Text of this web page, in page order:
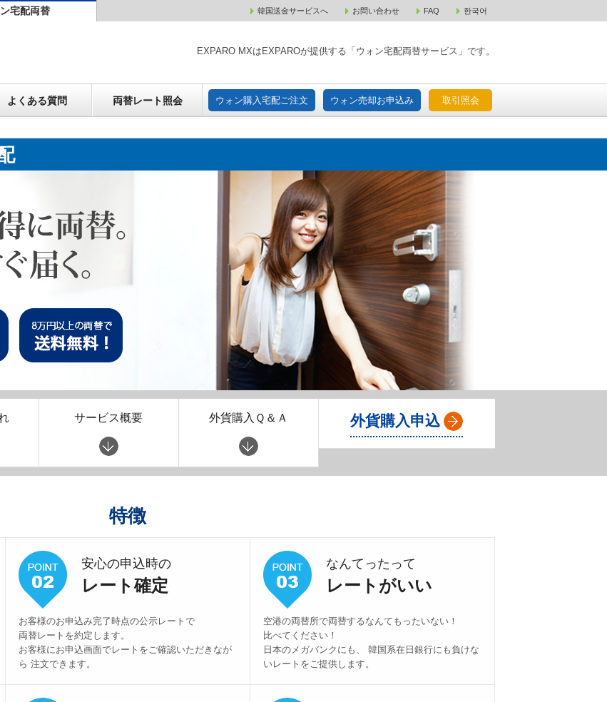
宅配両替 韓国送金サービスへ お問い合わせ FAQ 한국어
EXPARO MXはEXPAROが提供する「ウォン宅配両替サービス」です。
よくある質問 両替レート照会 ウォン購入宅配ご注文 ウォン売却お申込み 取引照会
ォン売却 ウォン購入宅配ご注文 ウォン売却お申込み 取引照会
サービス概要 外貨購入Ｑ＆Ａ 外貨購入申込
特徴
安心の申込時の
レート確定
お客様のお申込み完了時点の公示レートで
両替レートを約定します。
お客様にお申込画面でレートをご確認いただきなが
ら 注文できます。
なんてったって
レートがいい
空港の両替所で両替するなんてもったいない！
比べてください！
日本のメガバンクにも、 韓国系在日銀行にも負けな
いレートをご提供します。